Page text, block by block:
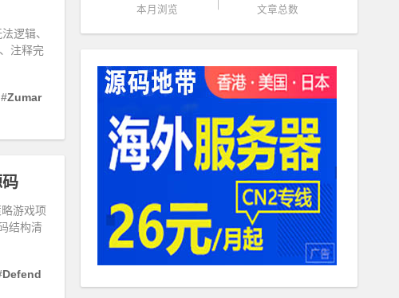
逻辑、
注释完
#Zumar
游戏项
结构清
Defend
本月浏览 文章总数